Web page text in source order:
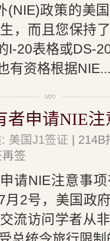
(NIE)政策的美
，而且您保持
I-20表格或DS-
有资格根据NIE...
者申请NIE
美国J1签证 |
签
请NIE注意事
月2号，美国政
流访问学者从